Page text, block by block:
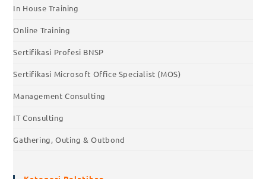
In House Training
Online Training
Sertifikasi Profesi BNSP
Sertifikasi Microsoft Office Specialist (MOS)
Management Consulting
IT Consulting
Gathering, Outing & Outbond